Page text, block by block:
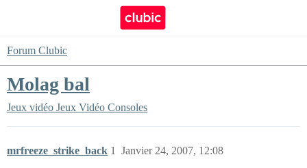
Forum Clubic
Molag bal
Jeux vidéo Jeux Vidéo Consoles
mrfreeze_strike_back Janvier 24, 2007, 12:08
1